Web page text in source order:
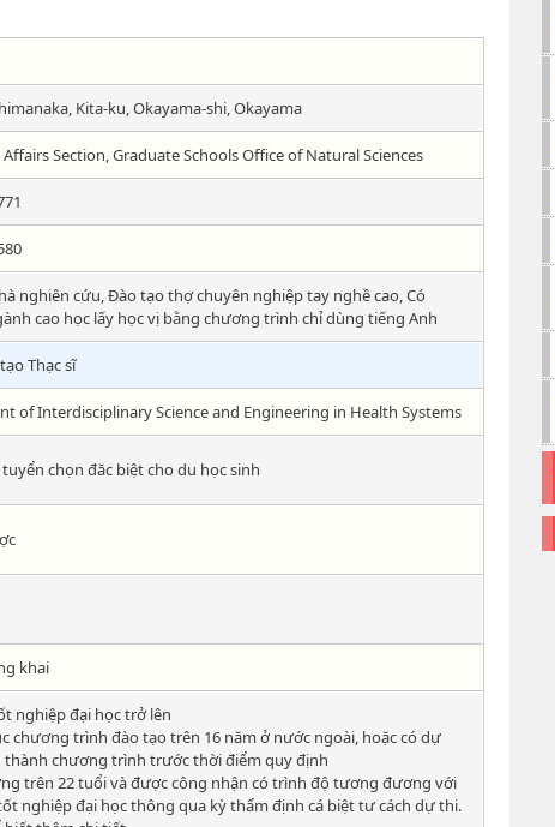
Kita-ku, Okayama-shi, Okayama
Section, Graduate Schools Office of Natural Sciences
nghiên cứu, Đào tạo thợ chuyên nghiệp tay nghề cao, Có
cao học lấy học vị bằng chương trình chỉ dùng tiếng Anh
Thạc sĩ
of Interdisciplinary Science and Engineering in Health Systems
chọn đăc biệt cho du học sinh
khai
nghiệp đại học trở lên
chương trình đào tạo trên 16 năm ở nước ngoài, hoặc có dự
thành chương trình trước thời điểm quy định
trên 22 tuổi và được công nhận có trình độ tương đương với
nghiệp đại học thông qua kỳ thẩm định cá biệt tư cách dự thi.